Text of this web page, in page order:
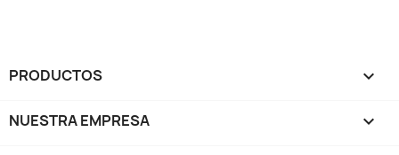
PRODUCTOS 
NUESTRA EMPRESA 